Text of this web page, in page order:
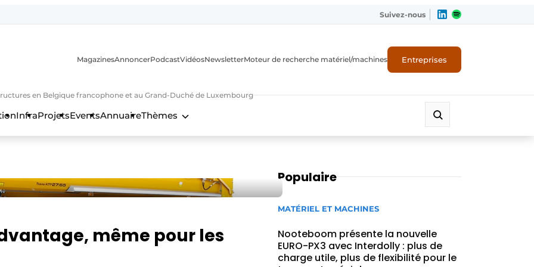
Suivez-nous
en Belgique francophone et au Grand-Duché de Luxembourg
MagazinesAnnoncerPodcastVidéosNewsletterMoteur de recherche matériel/machines Entreprises
InfraProjetsEventsAnnuaireThèmes
même pour les
Populaire
MATÉRIEL ET MACHINES
Nooteboom présente la nouvelle
EURO-PX3 avec Interdolly : plus de
charge utile, plus de flexibilité pour le